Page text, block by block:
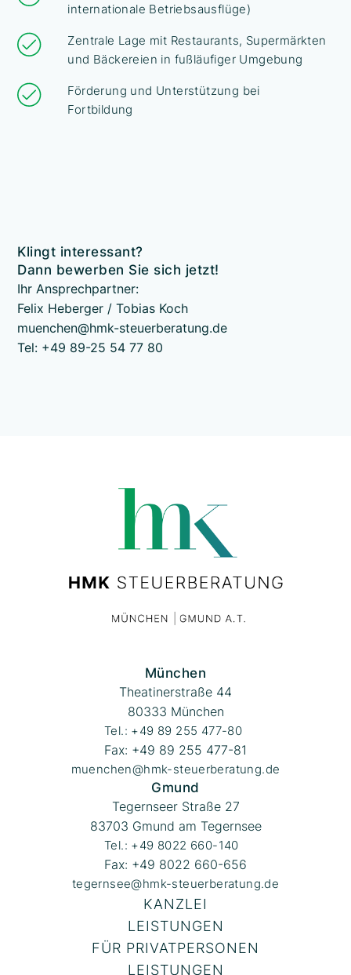
internationale Betriebsausflüge)
Zentrale Lage mit Restaurants, Supermärkten
und Bäckereien in fußläufiger Umgebung
Förderung und Unterstützung bei
Fortbildung
Klingt interessant?
Dann bewerben Sie sich jetzt!
Ihr Ansprechpartner:
Felix Heberger / Tobias Koch
muenchen@hmk-steuerberatung.de
Tel: +49 89-25 54 77 80
München
Theatinerstraße 44
80333 München
Tel.: +49 89 255 477-80
Fax: +49 89 255 477-81
muenchen@hmk-steuerberatung.de
Gmund
Tegernseer Straße 27
83703 Gmund am Tegernsee
Tel.: +49 8022 660-140
Fax: +49 8022 660-656
tegernsee@hmk-steuerberatung.de
KANZLEI
LEISTUNGEN
FÜR PRIVATPERSONEN
LEISTUNGEN